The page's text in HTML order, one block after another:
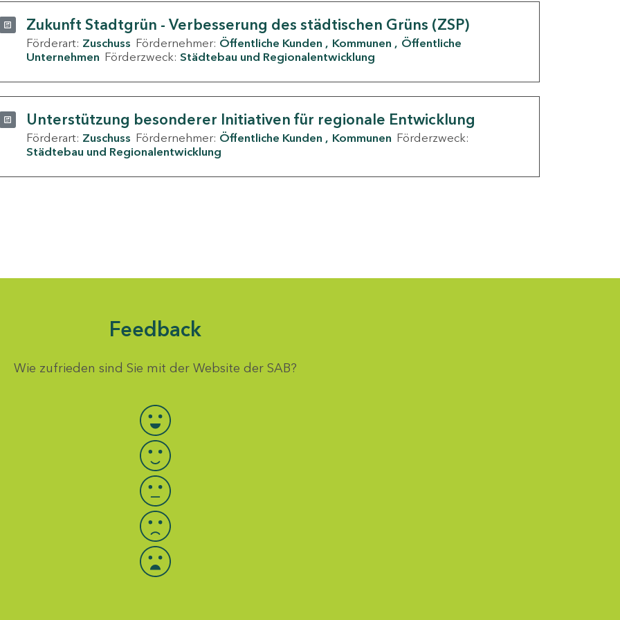
Zukunft Stadtgrün - Verbesserung des städtischen Grüns (ZSP)
Förderart: Zuschuss Fördernehmer: Öffentliche Kunden Kommunen
Öffentliche
Unternehmen Förderzweck: Städtebau und Regionalentwicklung
Unterstützung besonderer Initiativen für regionale Entwicklung
Förderart: Zuschuss Fördernehmer: Öffentliche Kunden Kommunen Förderzweck:
Städtebau und Regionalentwicklung
Feedback
Wie zufrieden sind Sie mit der Website der SAB?
Bewertung auswählen